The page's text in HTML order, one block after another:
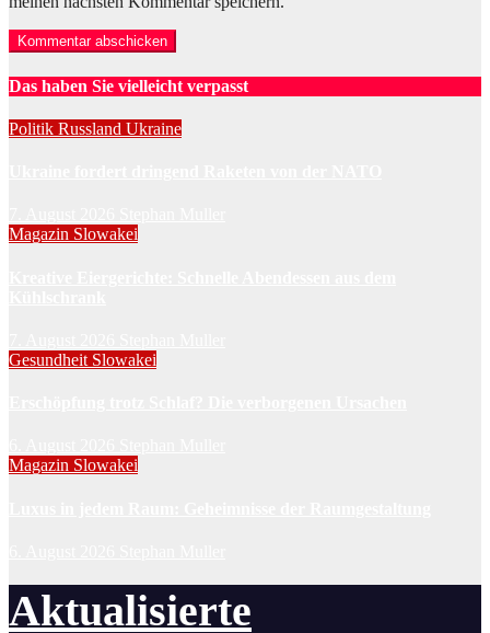
Das haben Sie vielleicht verpasst
Politik Russland Ukraine
Magazin Slowakei
Gesundheit Slowakei
Magazin Slowakei
Aktualisierte